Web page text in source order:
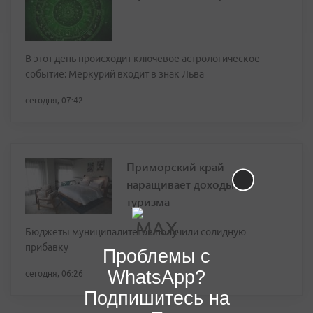
В этот день происходит ключевое астрологическое
событие: Меркурий входит в знак Льва
сегодня, 07:42
Приморский край
наращивает доходы от
туризма
Бюджеты муниципалитетов получили солидную
прибавку
сегодня, 06:26
Проблемы с
WhatsApp?
Подпишитесь на